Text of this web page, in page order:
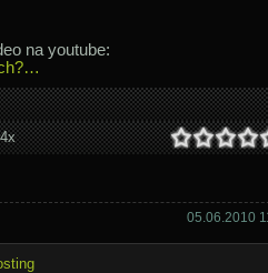
na youtube:
05.06.2010